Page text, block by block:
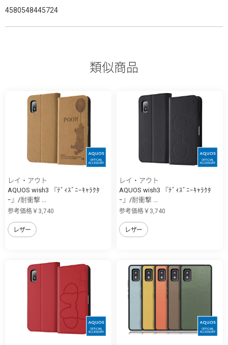
4580548445724
類似商品
レイ・アウト
AQUOS wish3 『ﾃﾞｨｽﾞﾆｰｷｬﾗｸﾀ
ｰ』/耐衝撃 ...
参考価格￥3,740
レザー
レイ・アウト
AQUOS wish3 『ﾃﾞｨｽﾞﾆｰｷｬﾗｸﾀ
ｰ』/耐衝撃 ...
参考価格￥3,740
レザー